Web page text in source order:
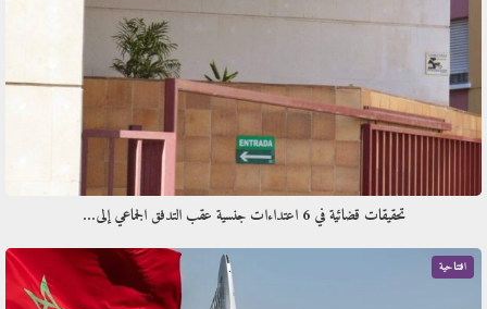
تحقيقات قضائية في 6 اعتداءات جنسية عقب التدفق الجماعي إلى…
افتتاحية